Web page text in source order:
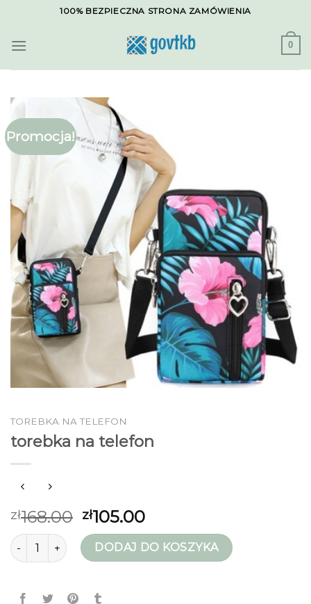
content
100% BEZPIECZNA STRONA ZAMÓWIENIA
0
Promocja!
TOREBKA NA TELEFON
torebka na telefon
zł168.00 zł105.00
ilość torebka na telefonDODAJ DO KOSZYKA